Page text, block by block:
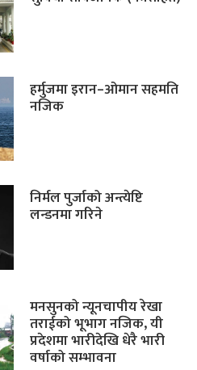
हर्मुजमा इरान–ओमान सहमति
नजिक
निर्मल पुर्जाको अन्त्येष्टि
लन्डनमा गरिने
मनसुनको न्यूनचापीय रेखा
तराईको भूभाग नजिक, यी
प्रदेशमा भारीदेखि धेरै भारी
वर्षाको सम्भावना